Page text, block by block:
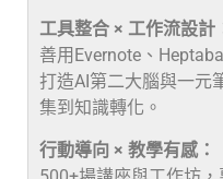
工具整合 × 工作流設計
善用Evernote、
打造AI第二大腦與一元
集到知識轉化。
行動導向 × 教學有感：